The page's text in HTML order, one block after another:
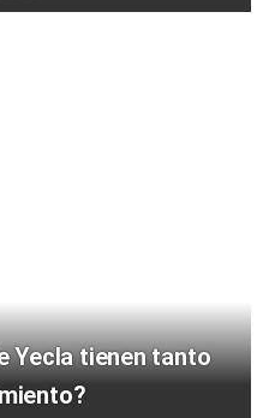
Yecla tienen tanto